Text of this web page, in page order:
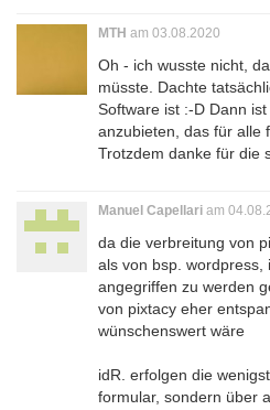
MTH am 03.08.2020
Oh - ich wusste nicht,
müsste. Dachte
Software ist :-D Dann
anzubieten, das für alle
Trotzdem danke für die
Manuel Capellari am
da die verbreitung von
als von bsp.
angegriffen zu werden
von pixtacy eher
wünschenswert wäre
idR. erfolgen die
formular, sondern über